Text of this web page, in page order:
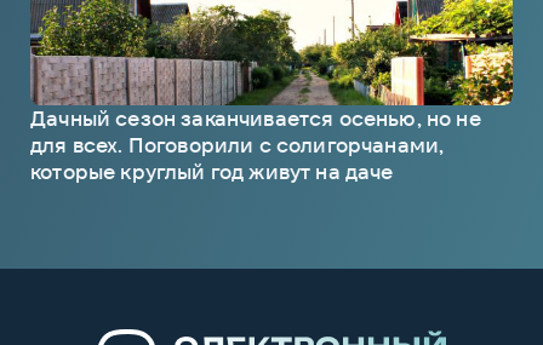
Дачный сезон заканчивается осенью, но не
для всех. Поговорили с солигорчанами,
которые круглый год живут на даче